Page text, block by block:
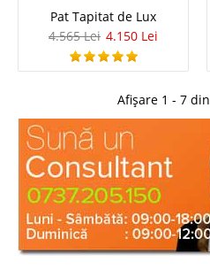
Pat de Lux King
Paturi Capitonate de Lux King Patul
eleganta si noblete, inglobeaza
de dormitor elegant si modern cu linii
Pat Tapitat de Lux
4.565 Lei 4.150 Lei
Afișare 1 - 7